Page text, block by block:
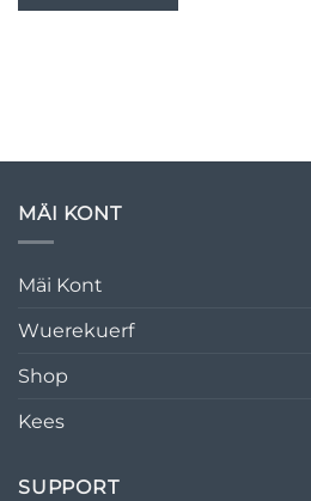
MÄI KONT
Mäi Kont
Wuerekuerf
Shop
Kees
SUPPORT